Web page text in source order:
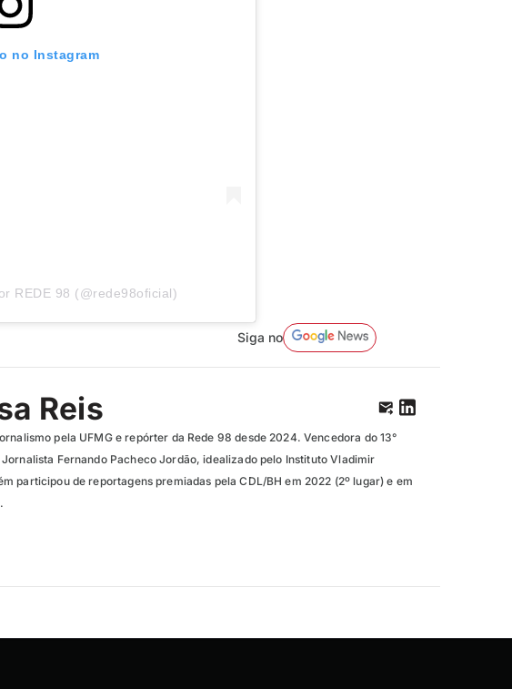
no Instagram
REDE 98 (@rede98oficial)
Siga no
Reis
pela UFMG e repórter da Rede 98 desde 2024. Vencedora do 13°
Fernando Pacheco Jordão, idealizado pelo Instituto Vladimir
participou de reportagens premiadas pela CDL/BH em 2022 (2º lugar) e em